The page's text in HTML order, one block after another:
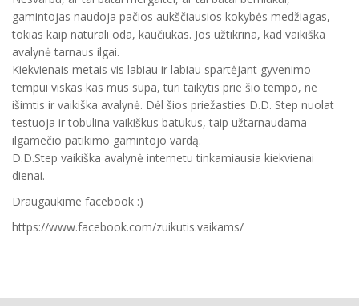
gamintojas naudoja pačios aukščiausios kokybės medžiagas,
tokias kaip natūrali oda, kaučiukas. Jos užtikrina, kad vaikiška
avalynė tarnaus ilgai.
Kiekvienais metais vis labiau ir labiau spartėjant gyvenimo
tempui viskas kas mus supa, turi taikytis prie šio tempo, ne
išimtis ir vaikiška avalynė. Dėl šios priežasties D.D. Step nuolat
testuoja ir tobulina vaikiškus batukus, taip užtarnaudama
ilgamečio patikimo gamintojo vardą.
D.D.Step vaikiška avalynė internetu tinkamiausia kiekvienai
dienai.
Draugaukime facebook :)
https://www.facebook.com/zuikutis.vaikams/